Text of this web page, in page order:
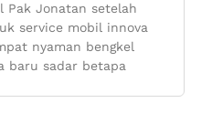
Pak Jonatan setelah
service mobil innova
nyaman bengkel
baru sadar betapa